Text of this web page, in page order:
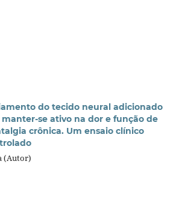
do tecido neural adicionado
se ativo na dor e função de
crônica. Um ensaio clínico
(Autor)